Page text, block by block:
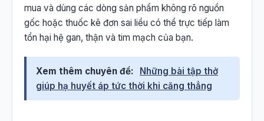
mua và dùng các dòng sản phẩm không rõ nguồn
gốc hoặc thuốc kê đơn sai liều có thể trực tiếp làm
tổn hại hệ gan, thận và tim mạch của bạn.
Xem thêm chuyên đề:
Những bài tập thở
giúp hạ huyết áp tức thời khi căng thẳng